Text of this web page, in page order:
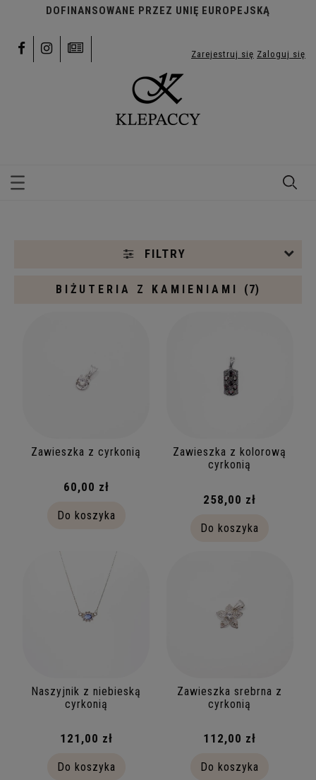
Zarejestruj się Zaloguj się
FILTRY
Kategorie
(1)
6 (2)
(2)
FILTRUJ
BIŻUTERIA Z KAMIENIAMI (7)
Zawieszka z cyrkonią
60,00 zł
Do koszyka
Zawieszka z kolorową
cyrkonią
258,00 zł
Do koszyka
Naszyjnik z niebieską
cyrkonią
121,00 zł
Do koszyka
Zawieszka srebrna z
cyrkonią
112,00 zł
Do koszyka
DOFINANSOWANE PRZEZ UNIĘ EUROPEJSKĄ